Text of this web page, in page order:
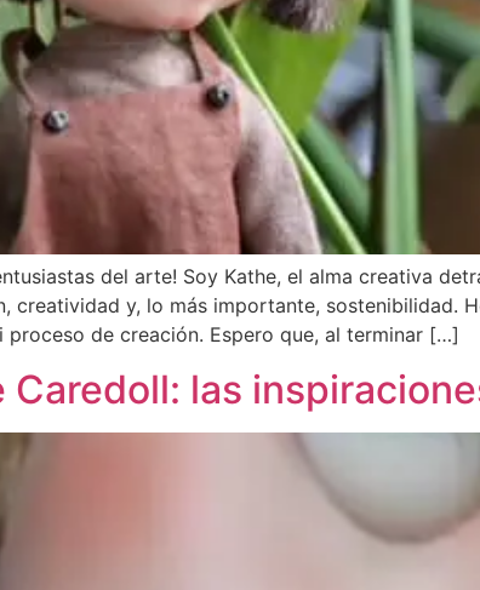
del arte! Soy Kathe, el alma creativa
creatividad y, lo más importante,
proceso de creación. Espero que, al terminar […]
Caredoll: las